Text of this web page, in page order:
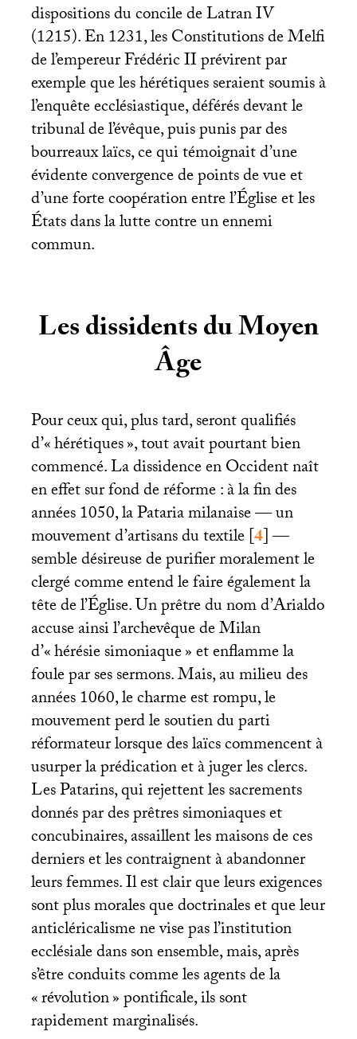
dispositions du concile de LatranIV
(1215). En 1231, les Constitutions de Melfi
de l’empereur FrédéricIIprévirent par
exemple que les hérétiques seraient soumis à
l’enquête ecclésiastique, déférés devant le
tribunal de l’évêque, puis punis par des
bourreaux laïcs, ce qui témoignait d’une
évidente convergence de points de vue et
d’une forte coopération entre l’Église et les
États dans la lutte contre un ennemi
commun.
Les dissidents du Moyen
Âge
Pour ceux qui, plus tard, seront qualifiés
d’«hérétiques», tout avait pourtant bien
commencé. La dissidence en Occident naît
en effet sur fond de réforme : à la fin des
années 1050, la Pataria milanaise — un
mouvement d’artisans du textile[4]—
semble désireuse de purifier moralement le
clergé comme entend le faire également la
tête de l’Église. Un prêtre du nom d’Arialdo
accuse ainsi l’archevêque de Milan
d’«hérésie simoniaque» et enflamme la
foule par ses sermons. Mais, au milieu des
années 1060, le charme est rompu, le
mouvement perd le soutien du parti
réformateur lorsque des laïcs commencent à
usurper la prédication et à juger les clercs.
Les Patarins, qui rejettent les sacrements
donnés par des prêtres simoniaques et
concubinaires, assaillent les maisons de ces
derniers et les contraignent à abandonner
leurs femmes. Il est clair que leurs exigences
sont plus morales que doctrinales et que leur
anticléricalisme ne vise pas l’institution
ecclésiale dans son ensemble, mais, après
s’être conduits comme les agents de la
«révolution» pontificale, ils sont
rapidement marginalisés.